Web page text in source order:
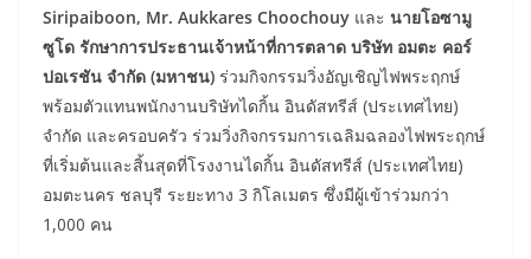
Siripaiboon, Mr. Aukkares Choochouy และ นายโอซามู
ซูโด รักษาการประธานเจ้าหน้าที่การตลาด บริษัท อมตะ คอร์
ปอเรชัน จำกัด (มหาชน) ร่วมกิจกรรมวิ่งอัญเชิญไฟพระฤกษ์
พร้อมตัวแทนพนักงานบริษัทไดกิ้น อินดัสทรีส์ (ประเทศไทย)
จำกัด และครอบครัว ร่วมวิ่งกิจกรรมการเฉลิมฉลองไฟพระฤกษ์
ที่เริ่มต้นและสิ้นสุดที่โรงงานไดกิ้น อินดัสทรีส์ (ประเทศไทย)
อมตะนคร ชลบุรี ระยะทาง 3 กิโลเมตร ซึ่งมีผู้เข้าร่วมกว่า
1,000 คน